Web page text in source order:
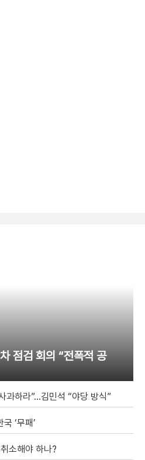
점검 회의 “전폭적 공
과하라”…김민석 “야당 방식”
‘무패’
소해야 하나?